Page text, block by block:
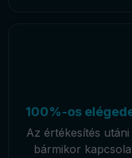
100%-os
Az értékesítés
bármikor